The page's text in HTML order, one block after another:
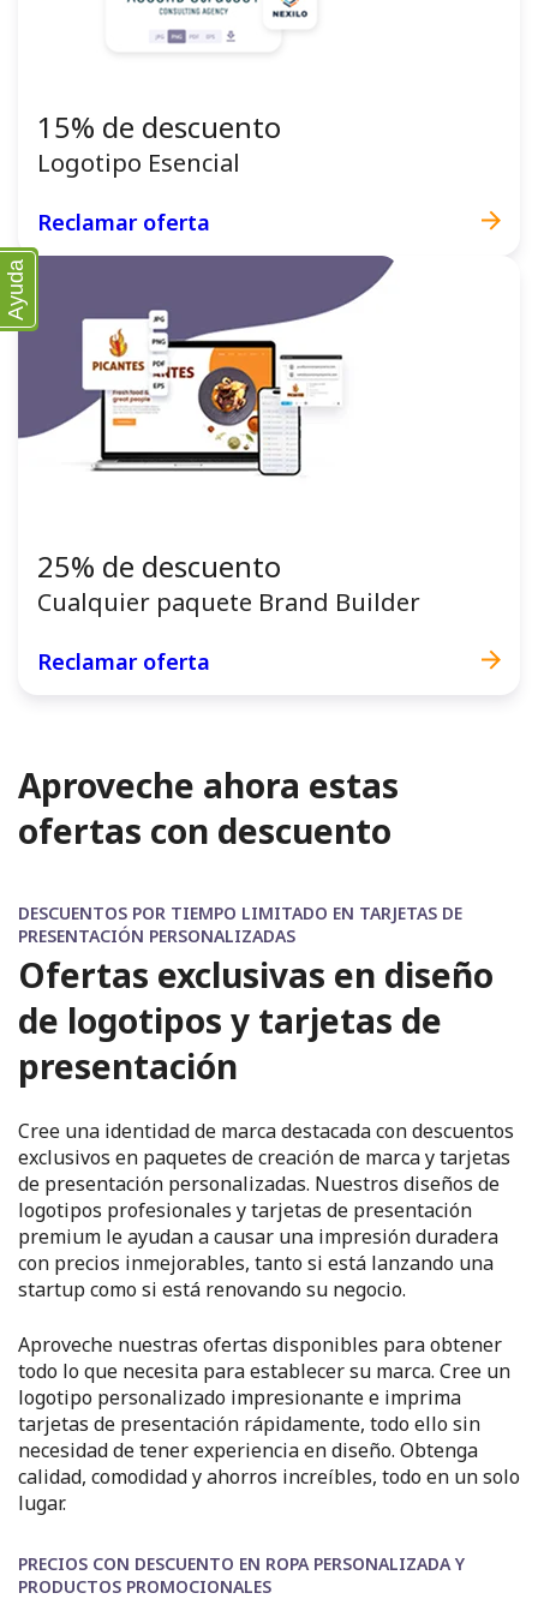
15% de descuento
Logotipo Esencial
Reclamar oferta
25% de descuento
Cualquier paquete Brand Builder
Reclamar oferta
Aproveche ahora estas
ofertas con descuento
DESCUENTOS POR TIEMPO LIMITADO EN TARJETAS DE
PRESENTACIÓN PERSONALIZADAS
Ofertas exclusivas en diseño
de logotipos y tarjetas de
presentación
Cree una identidad de marca destacada con descuentos
exclusivos en paquetes de creación de marca y tarjetas
de presentación personalizadas. Nuestros diseños de
logotipos profesionales y tarjetas de presentación
premium le ayudan a causar una impresión duradera
con precios inmejorables, tanto si está lanzando una
startup como si está renovando su negocio.
Aproveche nuestras ofertas disponibles para obtener
todo lo que necesita para establecer su marca. Cree un
logotipo personalizado impresionante e imprima
tarjetas de presentación rápidamente, todo ello sin
necesidad de tener experiencia en diseño. Obtenga
calidad, comodidad y ahorros increíbles, todo en un solo
lugar.
PRECIOS CON DESCUENTO EN ROPA PERSONALIZADA Y
PRODUCTOS PROMOCIONALES
Ayuda